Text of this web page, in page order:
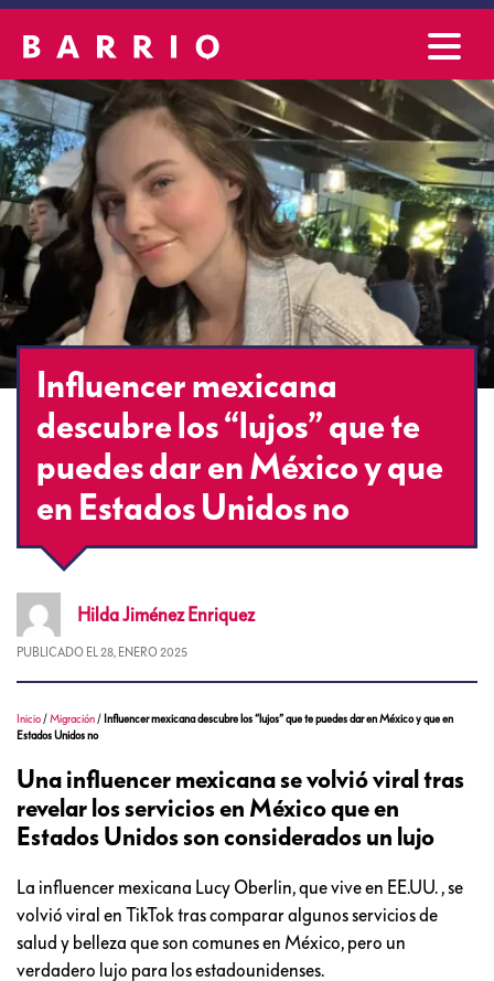
Influencer mexicana
descubre los “lujos” que te
puedes dar en México y que
en Estados Unidos no
HildaJiménez Enriquez
PUBLICADO EL 28, ENERO 2025
Inicio /Migración / Influencer mexicana descubre los “lujos” que te puedes dar en México y que en
Estados Unidos no
Una influencer mexicana se volvió viral tras
revelar los servicios en México que en
Estados Unidos son considerados un lujo
La influencer mexicana Lucy Oberlin, que vive en EE.UU. , se
volvió viral en TikTok tras comparar algunos servicios de
salud y belleza que son comunes en México, pero un
verdadero lujo para los estadounidenses.